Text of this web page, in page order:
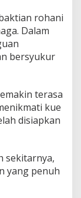
rohani
Dalam
bersyukur
terasa
kue
disiapkan
sekitarnya,
yang penuh